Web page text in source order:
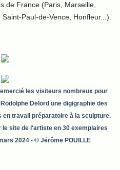
de France (Paris, Marseille,
Paul-de-Vence, Honfleur...).
les visiteurs nombreux pour
Delord une digigraphie des
en travail préparatoire à la sculpture.
site de l'artiste en 30 exemplaires
2024 - © Jérôme POUILLE